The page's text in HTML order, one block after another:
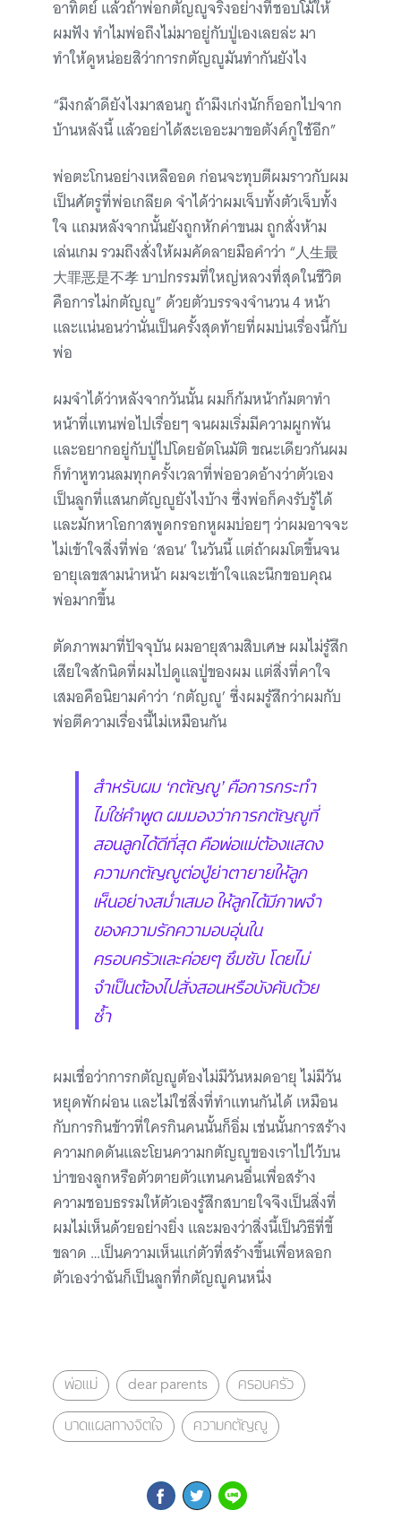
อาทิตย์ แล้วถ้าพ่อกตัญญูจริงอย่างที่ชอบโม้ให้
ผมฟัง ทำไมพ่อถึงไม่มาอยู่กับปู่เองเลยล่ะ มา
ทำให้ดูหน่อยสิว่าการกตัญญูมันทำกันยังไง
“มึงกล้าดียังไงมาสอนกู ถ้ามึงเก่งนักก็ออกไปจาก
บ้านหลังนี้ แล้วอย่าได้สะเออะมาขอตังค์กูใช้อีก”
พ่อตะโกนอย่างเหลืออด ก่อนจะทุบตีผมราวกับผม
เป็นศัตรูที่พ่อเกลียด จำได้ว่าผมเจ็บทั้งตัวเจ็บทั้ง
ใจ แถมหลังจากนั้นยังถูกหักค่าขนม ถูกสั่งห้าม
เล่นเกม รวมถึงสั่งให้ผมคัดลายมือคำว่า “人生最
大罪恶是不孝 บาปกรรมที่ใหญ่หลวงที่สุดในชีวิต
คือการไม่กตัญญู” ด้วยตัวบรรจงจำนวน 4 หน้า
และแน่นอนว่านั่นเป็นครั้งสุดท้ายที่ผมบ่นเรื่องนี้กับ
พ่อ
ผมจำได้ว่าหลังจากวันนั้น ผมก็ก้มหน้าก้มตาทำ
หน้าที่แทนพ่อไปเรื่อยๆ จนผมเริ่มมีความผูกพัน
และอยากอยู่กับปู่ไปโดยอัตโนมัติ ขณะเดียวกันผม
ก็ทำหูทวนลมทุกครั้งเวลาที่พ่ออวดอ้างว่าตัวเอง
เป็นลูกที่แสนกตัญญูยังไงบ้าง ซึ่งพ่อก็คงรับรู้ได้
และมักหาโอกาสพูดกรอกหูผมบ่อยๆ ว่าผมอาจจะ
ไม่เข้าใจสิ่งที่พ่อ ‘สอน’ ในวันนี้ แต่ถ้าผมโตขึ้นจน
อายุเลขสามนำหน้า ผมจะเข้าใจและนึกขอบคุณ
พ่อมากขึ้น
ตัดภาพมาที่ปัจจุบัน ผมอายุสามสิบเศษ ผมไม่รู้สึก
เสียใจสักนิดที่ผมไปดูแลปู่ของผม แต่สิ่งที่คาใจ
เสมอคือนิยามคำว่า ‘กตัญญู’ ซึ่งผมรู้สึกว่าผมกับ
พ่อตีความเรื่องนี้ไม่เหมือนกัน
สำหรับผม ‘กตัญญู’ คือการกระทำ
ไม่ใช่คำพูด ผมมองว่าการกตัญญูที่
สอนลูกได้ดีที่สุด คือพ่อแม่ต้องแสดง
ความกตัญญูต่อปู่ย่าตายายให้ลูก
เห็นอย่างสม่ำเสมอ ให้ลูกได้มีภาพจำ
ของความรักความอบอุ่นใน
ครอบครัวและค่อยๆ ซึมซับ โดยไม่
จำเป็นต้องไปสั่งสอนหรือบังคับด้วย
ซ้ำ
ผมเชื่อว่าการกตัญญูต้องไม่มีวันหมดอายุ ไม่มีวัน
หยุดพักผ่อน และไม่ใช่สิ่งที่ทำแทนกันได้ เหมือน
กับการกินข้าวที่ใครกินคนนั้นก็อิ่ม เช่นนั้นการสร้าง
ความกดดันและโยนความกตัญญูของเราไปไว้บน
บ่าของลูกหรือตัวตายตัวแทนคนอื่นเพื่อสร้าง
ความชอบธรรมให้ตัวเองรู้สึกสบายใจจึงเป็นสิ่งที่
ผมไม่เห็นด้วยอย่างยิ่ง และมองว่าสิ่งนี้เป็นวิธีที่ขี้
ขลาด …เป็นความเห็นแก่ตัวที่สร้างขึ้นเพื่อหลอก
ตัวเองว่าฉันก็เป็นลูกที่กตัญญูคนหนึ่ง
พ่อแม่ dear parents ครอบครัว
บาดแผลทางจิตใจ ความกตัญญู